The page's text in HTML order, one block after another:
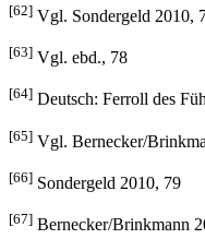
[62] Vgl. Sondergeld 2010,
[63] Vgl. ebd., 78
[64] Deutsch: Ferroll des
[65] Vgl. Bernecker/
[66] Sondergeld 2010, 79
[67] Bernecker/Brinkmann